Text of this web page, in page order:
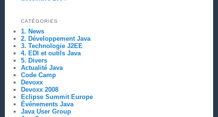
CATÉGORIES
1. News
2. Développement Java
3. Technologie J2EE
4. EDI et outils Java
5. Divers
Actualité Java
Code Camp
Devoxx
Devoxx 2008
Eclipse Summit Europe
Événements Java
Java User Group